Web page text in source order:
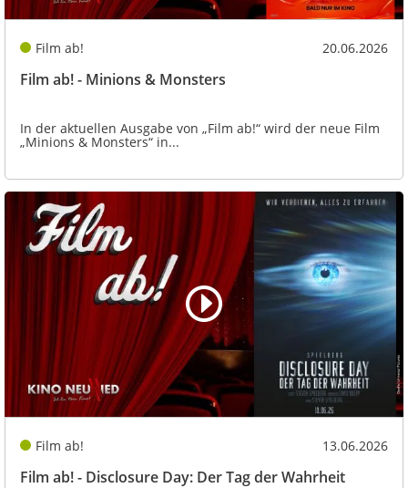
Film ab! 20.06.2026
Film ab! - Minions & Monsters
In der aktuellen Ausgabe von „Film ab!“ wird der neue Film
„Minions & Monsters“ in...
Film ab! 13.06.2026
Film ab! - Disclosure Day: Der Tag der Wahrheit